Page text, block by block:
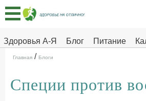
Здоровья А-Я Блог Питание
Главная
Тесты
Про
ДЕТЯМ
Главная / Блоги
Специи против